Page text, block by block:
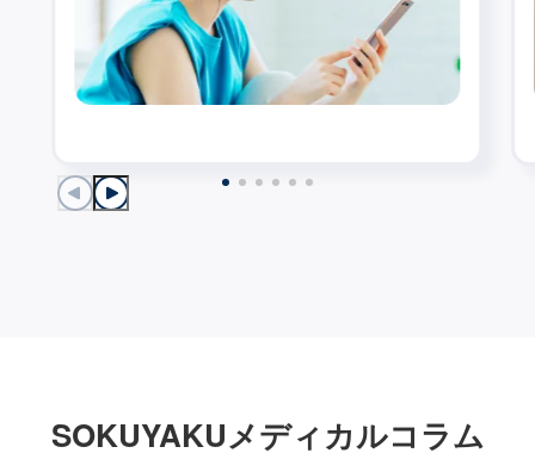
SOKUYAKUメディカルコラム